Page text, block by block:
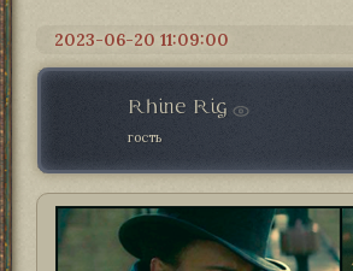
2023-06-20 11:09:00
Rhine Rig
гость